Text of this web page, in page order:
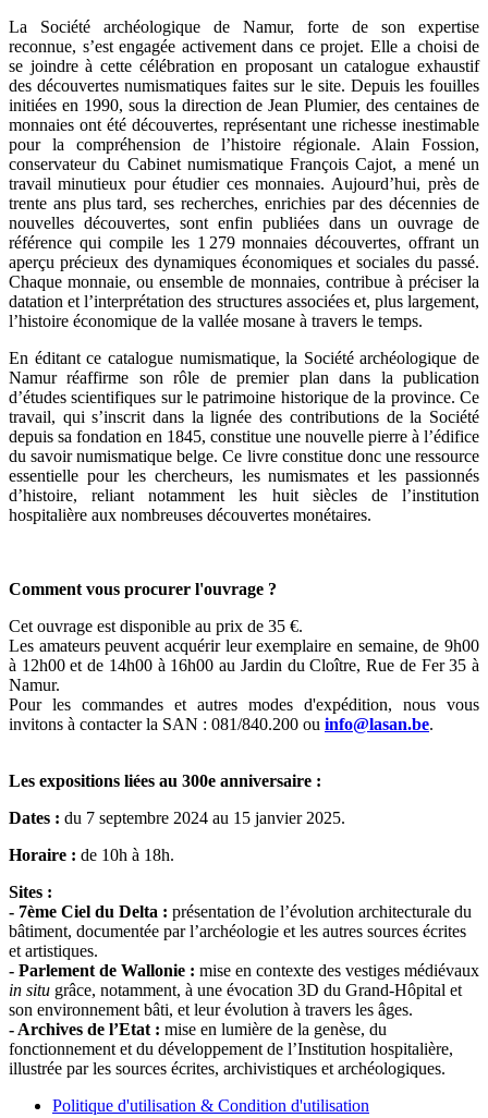
La Société archéologique de Namur, forte de son expertise
reconnue, s’est engagée activement dans ce projet. Elle a choisi de
se joindre à cette célébration en proposant un catalogue exhaustif
des découvertes numismatiques faites sur le site. Depuis les fouilles
initiées en 1990, sous la direction de Jean Plumier, des centaines de
monnaies ont été découvertes, représentant une richesse inestimable
pour la compréhension de l’histoire régionale. Alain Fossion,
conservateur du Cabinet numismatique François Cajot, a mené un
travail minutieux pour étudier ces monnaies. Aujourd’hui, près de
trente ans plus tard, ses recherches, enrichies par des décennies de
nouvelles découvertes, sont enfin publiées dans un ouvrage de
référence qui compile les 1 279 monnaies découvertes, offrant un
aperçu précieux des dynamiques économiques et sociales du passé.
Chaque monnaie, ou ensemble de monnaies, contribue à préciser la
datation et l’interprétation des structures associées et, plus largement,
l’histoire économique de la vallée mosane à travers le temps.
En éditant ce catalogue numismatique, la Société archéologique de
Namur réaffirme son rôle de premier plan dans la publication
d’études scientifiques sur le patrimoine historique de la province. Ce
travail, qui s’inscrit dans la lignée des contributions de la Société
depuis sa fondation en 1845, constitue une nouvelle pierre à l’édifice
du savoir numismatique belge. Ce livre constitue donc une ressource
essentielle pour les chercheurs, les numismates et les passionnés
d’histoire, reliant notamment les huit siècles de l’institution
hospitalière aux nombreuses découvertes monétaires.
Comment vous procurer l'ouvrage ?
Cet ouvrage est disponible au prix de 35 €.
Les amateurs peuvent acquérir leur exemplaire en semaine, de 9h00
à 12h00 et de 14h00 à 16h00 au Jardin du Cloître, Rue de Fer 35 à
Namur.
Pour les commandes et autres modes d'expédition, nous vous
invitons à contacter la SAN : 081/840.200 ou info@lasan.be.
Les expositions liées au 300e anniversaire :
Dates : du 7 septembre 2024 au 15 janvier 2025.
Horaire : de 10h à 18h.
Sites :
- 7ème Ciel du Delta : présentation de l’évolution architecturale du
bâtiment, documentée par l’archéologie et les autres sources écrites
et artistiques.
- Parlement de Wallonie : mise en contexte des vestiges médiévaux
in situ grâce, notamment, à une évocation 3D du Grand-Hôpital et
son environnement bâti, et leur évolution à travers les âges.
- Archives de l’Etat : mise en lumière de la genèse, du
fonctionnement et du développement de l’Institution hospitalière,
illustrée par les sources écrites, archivistiques et archéologiques.
Politique d'utilisation & Condition d'utilisation